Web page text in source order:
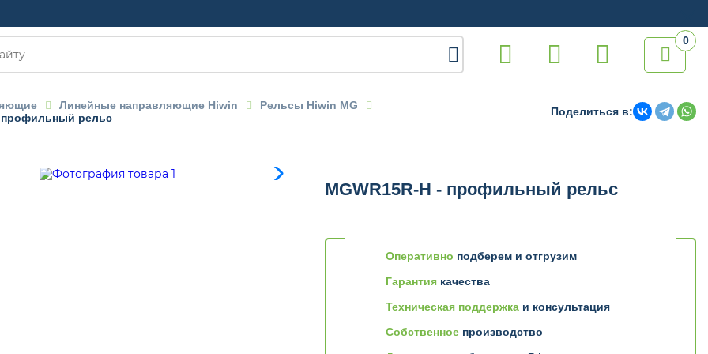

0
Линейные направляющие Hiwin
Рельсы Hiwin MG
профильный рельс
Поделиться в:
MGWR15R-H - профильный рельс
Оперативно подберем и отгрузим
Гарантия качества
Техническая поддержка и консультация
Собственное производство